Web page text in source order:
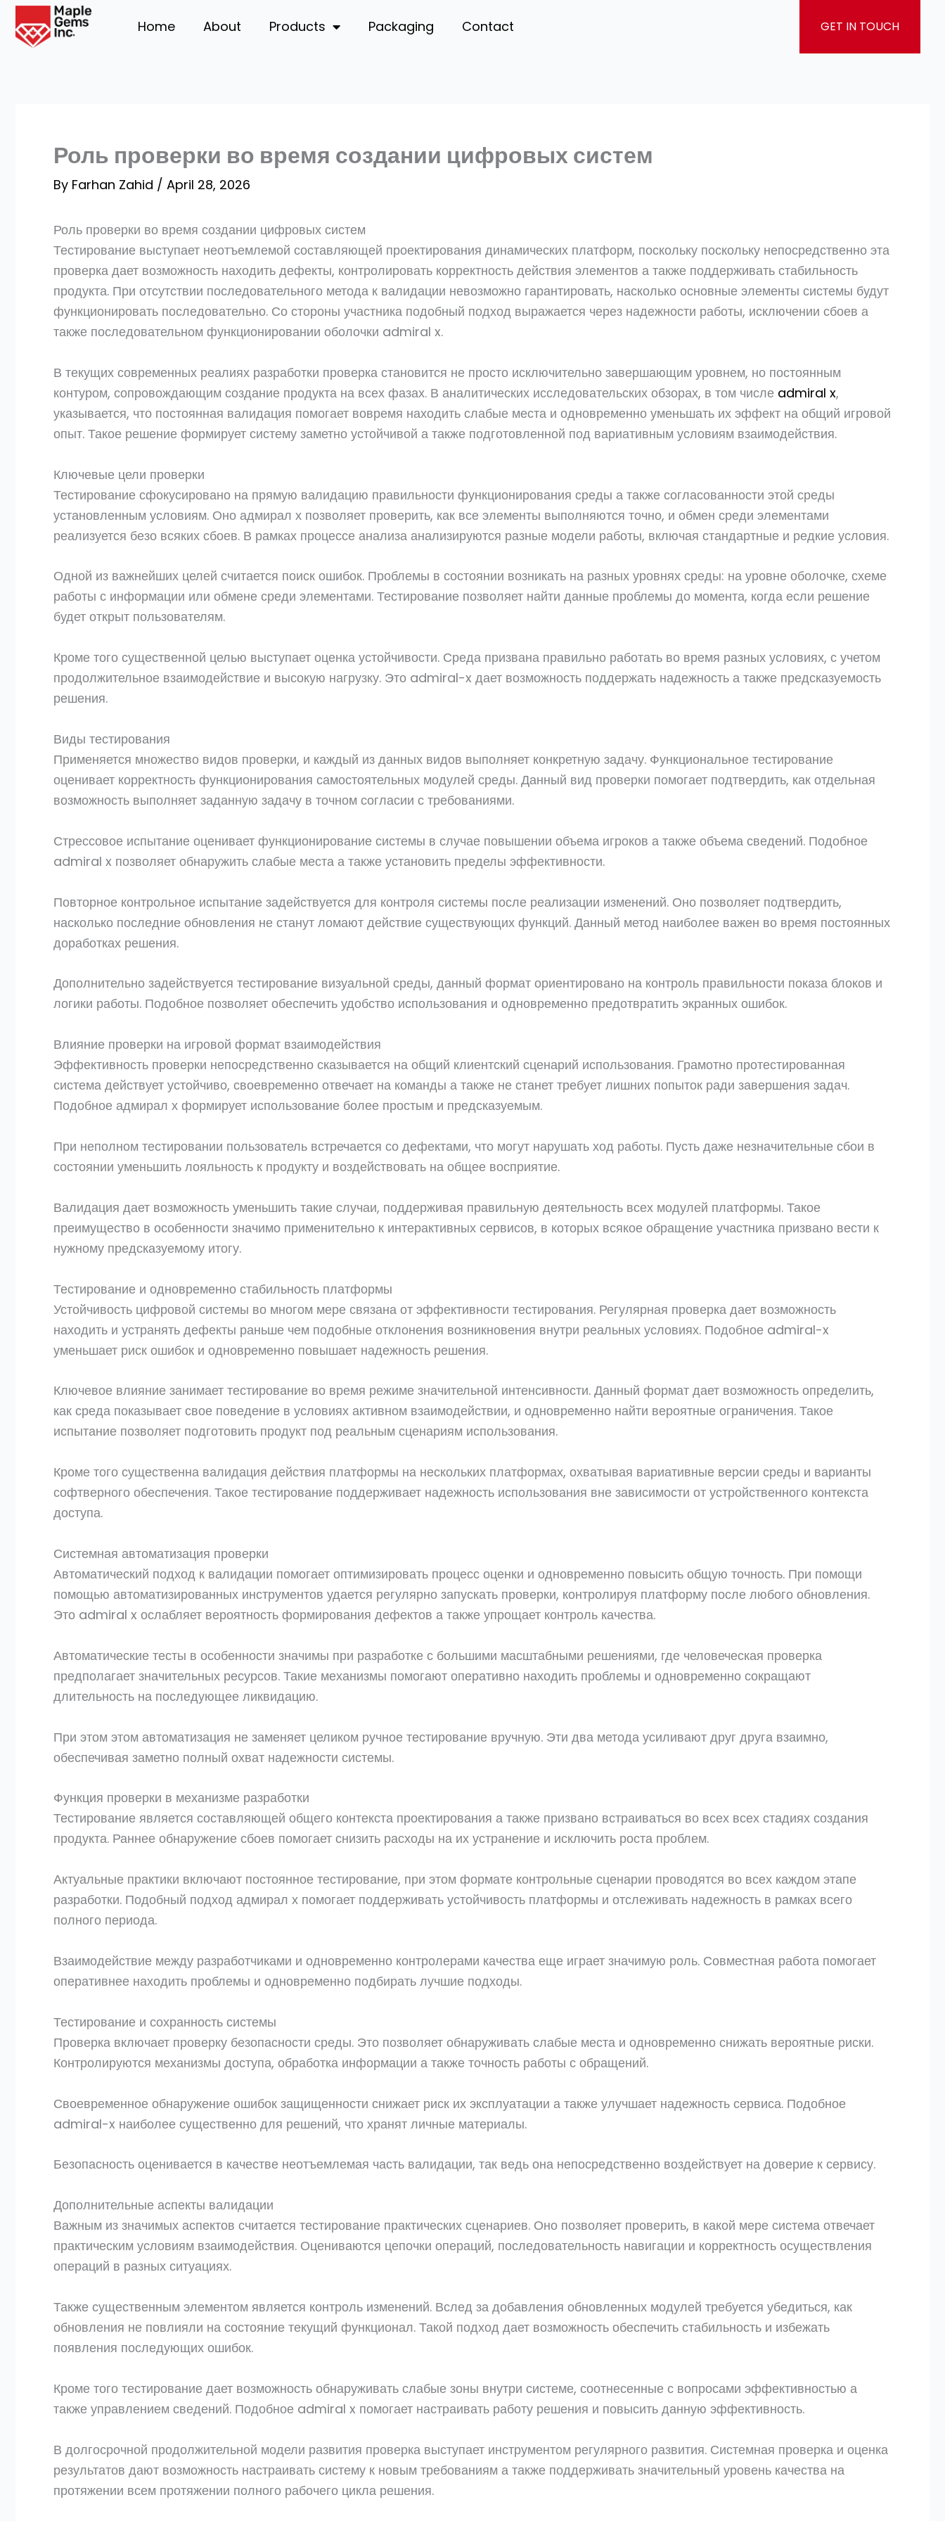
Skip
content
Home About Products Packaging Contact GET IN TOUCH
Роль проверки во время создании цифровых систем
By Farhan Zahid / April 28, 2026
Роль проверки во время создании цифровых систем
Тестирование выступает неотъемлемой составляющей проектирования динамических платформ, поскольку поскольку непосредственно эта
проверка дает возможность находить дефекты, контролировать корректность действия элементов а также поддерживать стабильность
продукта. При отсутствии последовательного метода к валидации невозможно гарантировать, насколько основные элементы системы будут
функционировать последовательно. Со стороны участника подобный подход выражается через надежности работы, исключении сбоев а
также последовательном функционировании оболочки admiral x.
В текущих современных реалиях разработки проверка становится не просто исключительно завершающим уровнем, но постоянным
контуром, сопровождающим создание продукта на всех фазах. В аналитических исследовательских обзорах, в том числе admiral x,
указывается, что постоянная валидация помогает вовремя находить слабые места и одновременно уменьшать их эффект на общий игровой
опыт. Такое решение формирует систему заметно устойчивой а также подготовленной под вариативным условиям взаимодействия.
Ключевые цели проверки
Тестирование сфокусировано на прямую валидацию правильности функционирования среды а также согласованности этой среды
установленным условиям. Оно адмирал х позволяет проверить, как все элементы выполняются точно, и обмен среди элементами
реализуется безо всяких сбоев. В рамках процессе анализа анализируются разные модели работы, включая стандартные и редкие условия.
Одной из важнейших целей считается поиск ошибок. Проблемы в состоянии возникать на разных уровнях среды: на уровне оболочке, схеме
работы с информации или обмене среди элементами. Тестирование позволяет найти данные проблемы до момента, когда если решение
будет открыт пользователям.
Кроме того существенной целью выступает оценка устойчивости. Среда призвана правильно работать во время разных условиях, с учетом
продолжительное взаимодействие и высокую нагрузку. Это admiral-x дает возможность поддержать надежность а также предсказуемость
решения.
Виды тестирования
Применяется множество видов проверки, и каждый из данных видов выполняет конкретную задачу. Функциональное тестирование
оценивает корректность функционирования самостоятельных модулей среды. Данный вид проверки помогает подтвердить, как отдельная
возможность выполняет заданную задачу в точном согласии с требованиями.
Стрессовое испытание оценивает функционирование системы в случае повышении объема игроков а также объема сведений. Подобное
admiral x позволяет обнаружить слабые места а также установить пределы эффективности.
Повторное контрольное испытание задействуется для контроля системы после реализации изменений. Оно позволяет подтвердить,
насколько последние обновления не станут ломают действие существующих функций. Данный метод наиболее важен во время постоянных
доработках решения.
Дополнительно задействуется тестирование визуальной среды, данный формат ориентировано на контроль правильности показа блоков и
логики работы. Подобное позволяет обеспечить удобство использования и одновременно предотвратить экранных ошибок.
Влияние проверки на игровой формат взаимодействия
Эффективность проверки непосредственно сказывается на общий клиентский сценарий использования. Грамотно протестированная
система действует устойчиво, своевременно отвечает на команды а также не станет требует лишних попыток ради завершения задач.
Подобное адмирал х формирует использование более простым и предсказуемым.
При неполном тестировании пользователь встречается со дефектами, что могут нарушать ход работы. Пусть даже незначительные сбои в
состоянии уменьшить лояльность к продукту и воздействовать на общее восприятие.
Валидация дает возможность уменьшить такие случаи, поддерживая правильную деятельность всех модулей платформы. Такое
преимущество в особенности значимо применительно к интерактивных сервисов, в которых всякое обращение участника призвано вести к
нужному предсказуемому итогу.
Тестирование и одновременно стабильность платформы
Устойчивость цифровой системы во многом мере связана от эффективности тестирования. Регулярная проверка дает возможность
находить и устранять дефекты раньше чем подобные отклонения возникновения внутри реальных условиях. Подобное admiral-x
уменьшает риск ошибок и одновременно повышает надежность решения.
Ключевое влияние занимает тестирование во время режиме значительной интенсивности. Данный формат дает возможность определить,
как среда показывает свое поведение в условиях активном взаимодействии, и одновременно найти вероятные ограничения. Такое
испытание позволяет подготовить продукт под реальным сценариям использования.
Кроме того существенна валидация действия платформы на нескольких платформах, охватывая вариативные версии среды и варианты
софтверного обеспечения. Такое тестирование поддерживает надежность использования вне зависимости от устройственного контекста
доступа.
Системная автоматизация проверки
Автоматический подход к валидации помогает оптимизировать процесс оценки и одновременно повысить общую точность. При помощи
помощью автоматизированных инструментов удается регулярно запускать проверки, контролируя платформу после любого обновления.
Это admiral x ослабляет вероятность формирования дефектов а также упрощает контроль качества.
Автоматические тесты в особенности значимы при разработке с большими масштабными решениями, где человеческая проверка
предполагает значительных ресурсов. Такие механизмы помогают оперативно находить проблемы и одновременно сокращают
длительность на последующее ликвидацию.
При этом этом автоматизация не заменяет целиком ручное тестирование вручную. Эти два метода усиливают друг друга взаимно,
обеспечивая заметно полный охват надежности системы.
Функция проверки в механизме разработки
Тестирование является составляющей общего контекста проектирования а также призвано встраиваться во всех всех стадиях создания
продукта. Раннее обнаружение сбоев помогает снизить расходы на их устранение и исключить роста проблем.
Актуальные практики включают постоянное тестирование, при этом формате контрольные сценарии проводятся во всех каждом этапе
разработки. Подобный подход адмирал х помогает поддерживать устойчивость платформы и отслеживать надежность в рамках всего
полного периода.
Взаимодействие между разработчиками и одновременно контролерами качества еще играет значимую роль. Совместная работа помогает
оперативнее находить проблемы и одновременно подбирать лучшие подходы.
Тестирование и сохранность системы
Проверка включает проверку безопасности среды. Это позволяет обнаруживать слабые места и одновременно снижать вероятные риски.
Контролируются механизмы доступа, обработка информации а также точность работы с обращений.
Своевременное обнаружение ошибок защищенности снижает риск их эксплуатации а также улучшает надежность сервиса. Подобное
admiral-x наиболее существенно для решений, что хранят личные материалы.
Безопасность оценивается в качестве неотъемлемая часть валидации, так ведь она непосредственно воздействует на доверие к сервису.
Дополнительные аспекты валидации
Важным из значимых аспектов считается тестирование практических сценариев. Оно позволяет проверить, в какой мере система отвечает
практическим условиям взаимодействия. Оцениваются цепочки операций, последовательность навигации и корректность осуществления
операций в разных ситуациях.
Также существенным элементом является контроль изменений. Вслед за добавления обновленных модулей требуется убедиться, как
обновления не повлияли на состояние текущий функционал. Такой подход дает возможность обеспечить стабильность и избежать
появления последующих ошибок.
Кроме того тестирование дает возможность обнаруживать слабые зоны внутри системе, соотнесенные с вопросами эффективностью а
также управлением сведений. Подобное admiral x помогает настраивать работу решения и повысить данную эффективность.
В долгосрочной продолжительной модели развития проверка выступает инструментом регулярного развития. Системная проверка и оценка
результатов дают возможность настраивать систему к новым требованиям а также поддерживать значительный уровень качества на
протяжении всем протяжении полного рабочего цикла решения.